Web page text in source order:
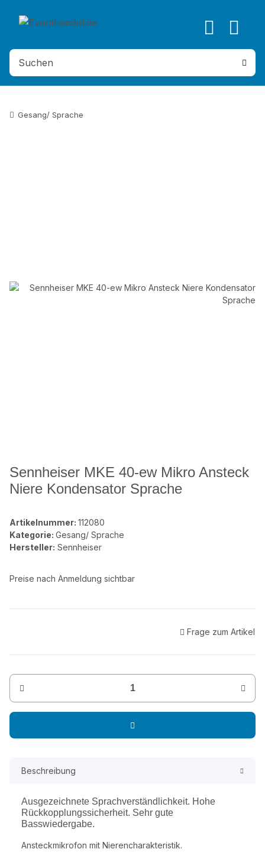
Gesang/ Sprache
Sennheiser MKE 40-ew Mikro Ansteck
Niere Kondensator Sprache
Artikelnummer: 112080
Kategorie: Gesang/ Sprache
Hersteller: Sennheiser
Preise nach Anmeldung sichtbar
Frage zum Artikel
Beschreibung
Ausgezeichnete Sprachverständlichkeit. Hohe
Rückkopplungssicherheit. Sehr gute
Basswiedergabe.
Ansteckmikrofon mit Nierencharakteristik.